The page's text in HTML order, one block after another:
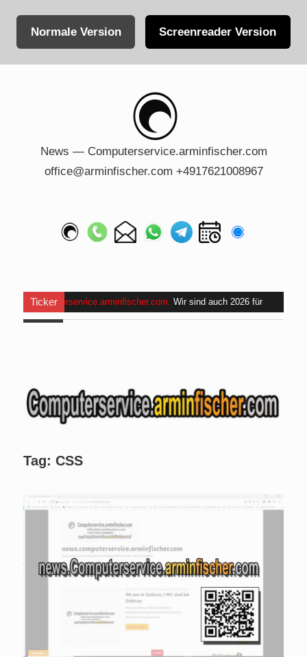
Normale Version Screenreader Version
News — Computerservice.arminfischer.com
office@arminfischer.com +4917621008967
Ticker
Computerservice.arminfischer.com. Wir sind auch 2026 für
Euch da . AmMo, 24.08.2026 bis Fr, 28.08.2026halte ich
nicht verfügbar.
Tag: CSS